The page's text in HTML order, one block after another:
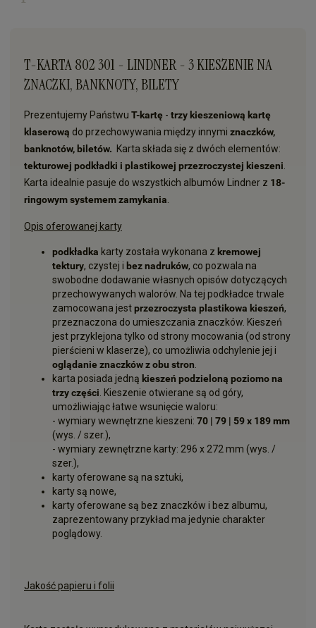
T-KARTA 802 301 - LINDNER - 3 KIESZENIE NA
ZNACZKI, BANKNOTY, BILETY
Prezentujemy Państwu T-kartę - trzy kieszeniową kartę
klaserową do przechowywania między innymi znaczków,
banknotów, biletów. Karta składa się z dwóch elementów:
tekturowej podkładki i plastikowej przezroczystej kieszeni
Karta idealnie pasuje do wszystkich albumów Lindner z 18-
ringowym systemem zamykania
Opis oferowanej karty
podkładka karty została wykonana z kremowej
tektury, czystej i bez nadruków, co pozwala na
swobodne dodawanie własnych opisów dotyczących
przechowywanych walorów. Na tej podkładce trwale
zamocowana jestprzezroczysta plastikowa kieszeń,
przeznaczona do umieszczania znaczków. Kieszeń
jest przyklejona tylko od strony mocowania (od strony
pierścieni w klaserze), co umożliwia odchylenie jej i
oglądanie znaczków z obu stron
karta posiada jedną kieszeń podzieloną poziomo na
trzy części . Kieszenie otwierane są od góry,
umożliwiając łatwe wsunięcie waloru:
- wymiary wewnętrzne kieszeni: 70 | 79 | 59 x 189mm
(wys. / szer.),
- wymiary zewnętrzne karty: 296 x 272 mm (wys. /
szer.),
karty oferowane są na sztuki,
karty są nowe,
karty oferowane są bez znaczków i bez albumu,
zaprezentowany przykład ma jedynie charakter
poglądowy.
Jakość papieru i folii